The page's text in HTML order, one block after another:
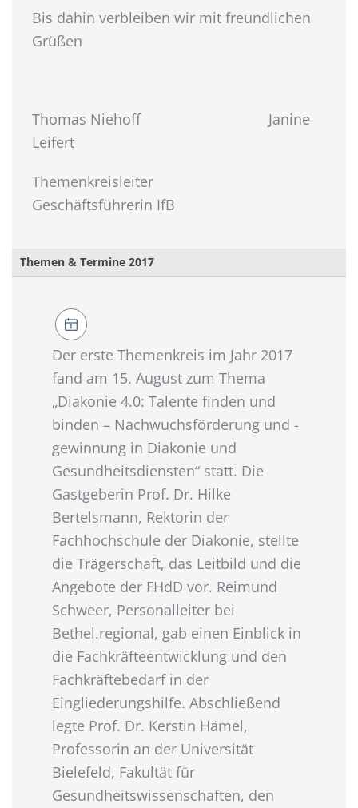
Bis dahin verbleiben wir mit freundlichen
Grüßen
Thomas Niehoff Janine
Leifert
Themenkreisleiter
Geschäftsführerin IfB
Themen & Termine 2017
Der erste Themenkreis im Jahr 2017
fand am 15. August zum Thema
„Diakonie 4.0: Talente finden und
binden – Nachwuchsförderung und -
gewinnung in Diakonie und
Gesundheitsdiensten“ statt. Die
Gastgeberin Prof. Dr. Hilke
Bertelsmann, Rektorin der
Fachhochschule der Diakonie, stellte
die Trägerschaft, das Leitbild und die
Angebote der FHdD vor. Reimund
Schweer, Personalleiter bei
Bethel.regional, gab einen Einblick in
die Fachkräfteentwicklung und den
Fachkräftebedarf in der
Eingliederungshilfe. Abschließend
legte Prof. Dr. Kerstin Hämel,
Professorin an der Universität
Bielefeld, Fakultät für
Gesundheitswissenschaften, den